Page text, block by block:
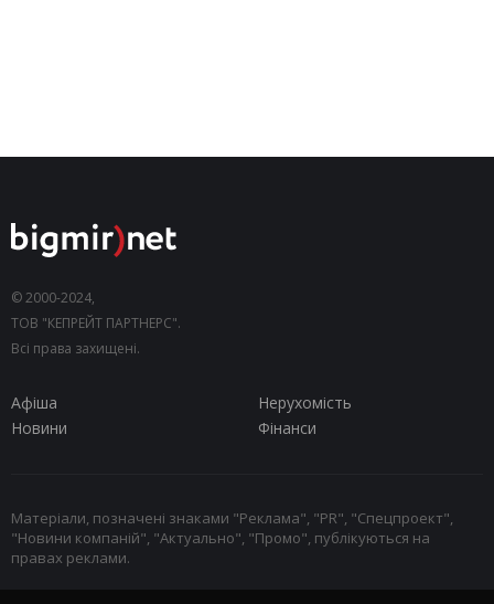
© 2000-2024,
ТОВ "КЕПРЕЙТ ПАРТНЕРС".
Всі права захищені.
Афіша
Нерухомість
Новини
Фінанси
Матеріали, позначені знаками "Реклама", "PR", "Спецпроект",
"Новини компаній", "Актуально", "Промо", публікуються на
правах реклами.